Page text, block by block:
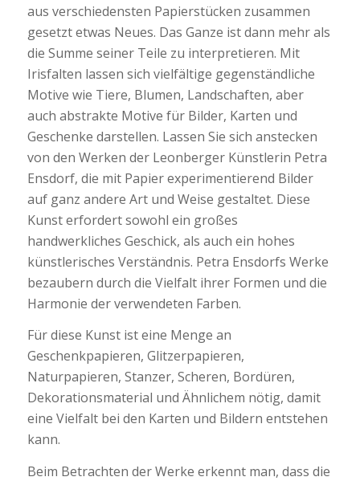
aus verschiedensten Papierstücken zusammen
gesetzt etwas Neues. Das Ganze ist dann mehr als
die Summe seiner Teile zu interpretieren. Mit
Irisfalten lassen sich vielfältige gegenständliche
Motive wie Tiere, Blumen, Landschaften, aber
auch abstrakte Motive für Bilder, Karten und
Geschenke darstellen. Lassen Sie sich anstecken
von den Werken der Leonberger Künstlerin Petra
Ensdorf, die mit Papier experimentierend Bilder
auf ganz andere Art und Weise gestaltet. Diese
Kunst erfordert sowohl ein großes
handwerkliches Geschick, als auch ein hohes
künstlerisches Verständnis. Petra Ensdorfs Werke
bezaubern durch die Vielfalt ihrer Formen und die
Harmonie der verwendeten Farben.
Für diese Kunst ist eine Menge an
Geschenkpapieren, Glitzerpapieren,
Naturpapieren, Stanzer, Scheren, Bordüren,
Dekorationsmaterial und Ähnlichem nötig, damit
eine Vielfalt bei den Karten und Bildern entstehen
kann.
Beim Betrachten der Werke erkennt man, dass die